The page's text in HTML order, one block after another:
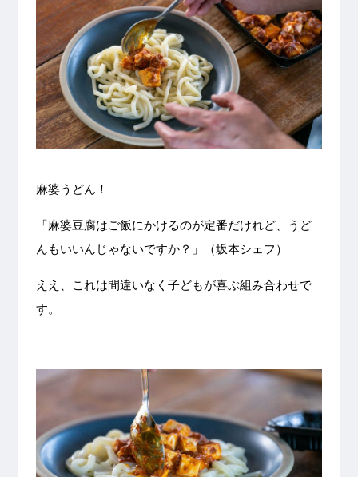
麻婆うどん！
「麻婆豆腐はご飯にかけるのが定番だけれど、うど
んもいいんじゃないですか？」（坂本シェフ）
ええ、これは間違いなく子どもが喜ぶ組み合わせで
す。